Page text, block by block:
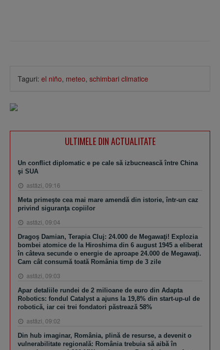
Taguri: el niño, meteo, schimbari climatice
ULTIMELE DIN ACTUALITATE
Un conflict diplomatic e pe cale să izbucnească între China
şi SUA
astăzi, 09:16
Meta primeşte cea mai mare amendă din istorie, într-un caz
privind siguranţa copiilor
astăzi, 09:04
Dragoş Damian, Terapia Cluj: 24.000 de Megawaţi! Explozia
bombei atomice de la Hiroshima din 6 august 1945 a eliberat
în câteva secunde o energie de aproape 24.000 de Megawaţi.
Cam cât consumă toată România timp de 3 zile
astăzi, 09:03
Apar detaliile rundei de 2 milioane de euro din Adapta
Robotics: fondul Catalyst a ajuns la 19,8% din start-up-ul de
robotică, iar cei trei fondatori păstrează 58%
astăzi, 09:02
Din hub imaginar, România, plină de resurse, a devenit o
vulnerabilitate regională: România trebuia să aibă în